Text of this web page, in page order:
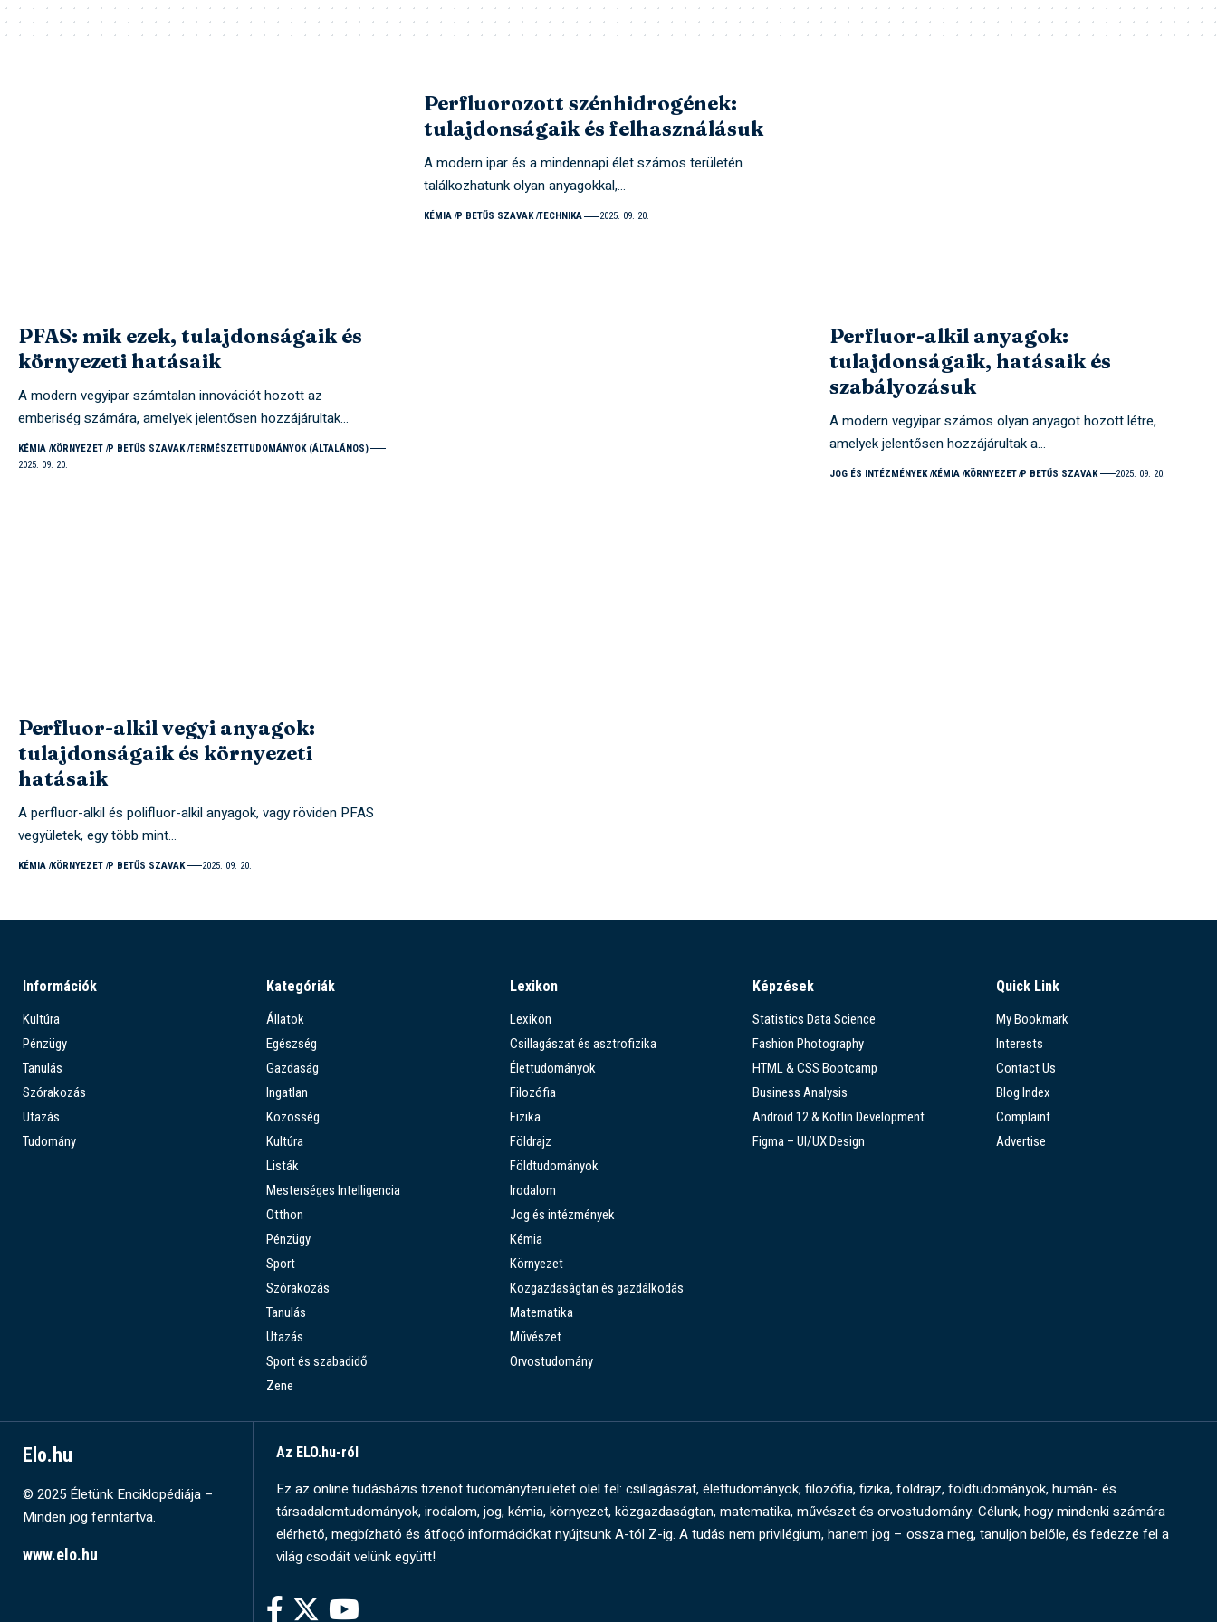
PFAS: mik ezek, tulajdonságaik és
környezeti hatásaik
A modern vegyipar számtalan innovációt hozott az
emberiség számára, amelyek jelentősen hozzájárultak…
KÉMIA KÖRNYEZET P BETŰS SZAVAK TERMÉSZETTUDOMÁNYOK (ÁLTALÁNOS)
2025. 09. 20.
Perfluorozott szénhidrogének:
tulajdonságaik és felhasználásuk
A modern ipar és a mindennapi élet számos területén
találkozhatunk olyan anyagokkal,…
KÉMIA P BETŰS SZAVAK TECHNIKA 2025. 09. 20.
Perfluor-alkil anyagok:
tulajdonságaik, hatásaik és
szabályozásuk
A modern vegyipar számos olyan anyagot hozott létre,
amelyek jelentősen hozzájárultak a…
JOG ÉS INTÉZMÉNYEK KÉMIA KÖRNYEZET P BETŰS SZAVAK 2025. 09. 20.
Perfluor-alkil vegyi anyagok:
tulajdonságaik és környezeti
hatásaik
A perfluor-alkil és polifluor-alkil anyagok, vagy röviden PFAS
vegyületek, egy több mint…
KÉMIA KÖRNYEZET P BETŰS SZAVAK 2025. 09. 20.
Információk
Kultúra
Pénzügy
Tanulás
Szórakozás
Utazás
Tudomány
Kategóriák
Állatok
Egészség
Gazdaság
Ingatlan
Közösség
Kultúra
Listák
Mesterséges Intelligencia
Otthon
Pénzügy
Sport
Szórakozás
Tanulás
Utazás
Sport és szabadidő
Zene
Lexikon
Lexikon
Csillagászat és asztrofizika
Élettudományok
Filozófia
Fizika
Földrajz
Földtudományok
Irodalom
Jog és intézmények
Kémia
Környezet
Közgazdaságtan és gazdálkodás
Matematika
Művészet
Orvostudomány
Képzések
Statistics Data Science
Fashion Photography
HTML & CSS Bootcamp
Business Analysis
Android 12 & Kotlin Development
Figma – UI/UX Design
Quick Link
My Bookmark
Interests
Contact Us
Blog Index
Complaint
Advertise
Elo.hu
© 2025 Életünk Enciklopédiája –
Minden jog fenntartva.
www.elo.hu
Az ELO.hu-ról
Ez az online tudásbázis tizenöt tudományterületet ölel fel: csillagászat, élettudományok, filozófia, fizika, földrajz, földtudományok, humán- és
társadalomtudományok, irodalom, jog, kémia, környezet, közgazdaságtan, matematika, művészet és orvostudomány. Célunk, hogy mindenki számára
elérhető, megbízható és átfogó információkat nyújtsunk A-tól Z-ig. A tudás nem privilégium, hanem jog – ossza meg, tanuljon belőle, és fedezze fel a
világ csodáit velünk együtt!